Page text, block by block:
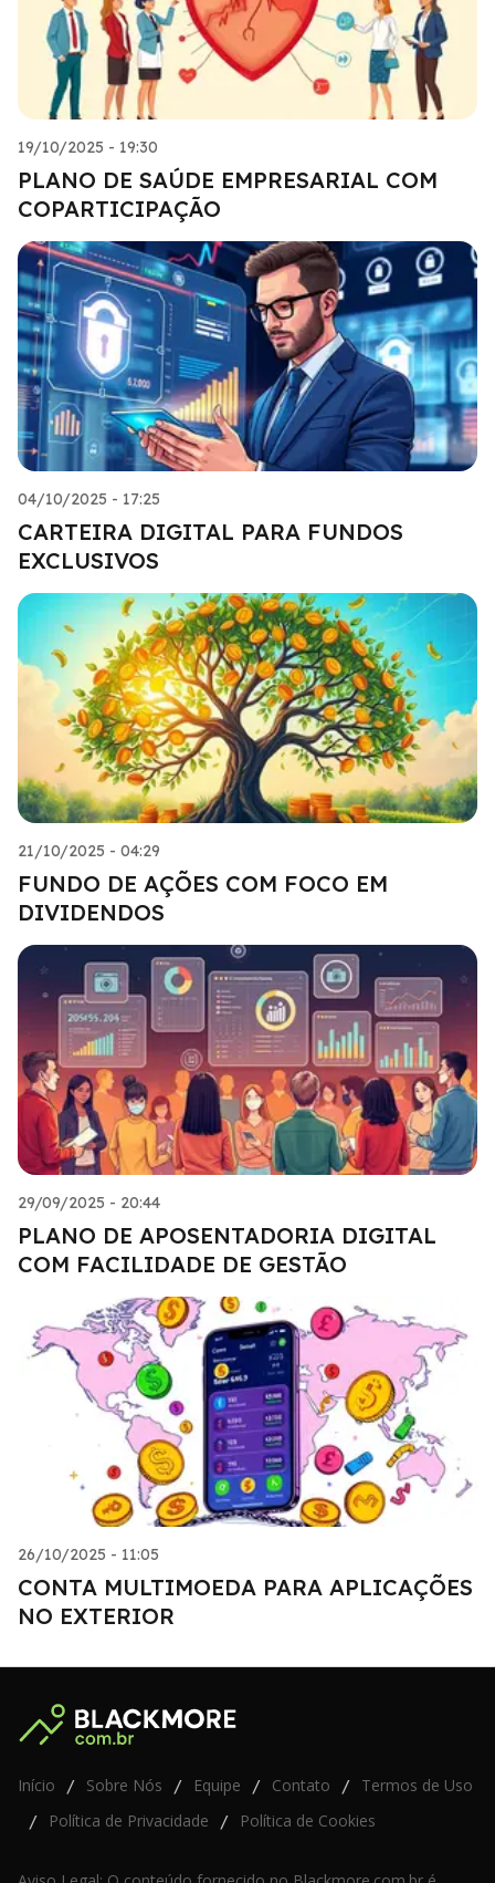
19/10/2025 - 19:30
PLANO DE SAÚDE EMPRESARIAL COM
COPARTICIPAÇÃO
04/10/2025 - 17:25
CARTEIRA DIGITAL PARA FUNDOS
EXCLUSIVOS
21/10/2025 - 04:29
FUNDO DE AÇÕES COM FOCO EM
DIVIDENDOS
29/09/2025 - 20:44
PLANO DE APOSENTADORIA DIGITAL
COM FACILIDADE DE GESTÃO
26/10/2025 - 11:05
CONTA MULTIMOEDA PARA APLICAÇÕES
NO EXTERIOR
Início / Sobre Nós / Equipe / Contato / Termos de Uso
/ Política de Privacidade / Política de Cookies